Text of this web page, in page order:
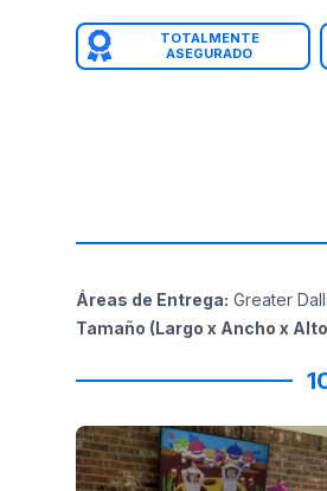
TOTALMENTE
ASEGURADO
Áreas de Entrega: Greater
Tamaño (Largo x Ancho x
Reviewed on